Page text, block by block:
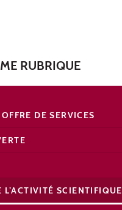
RUBRIQUE
DE SERVICES
SCIENTIFIQUE